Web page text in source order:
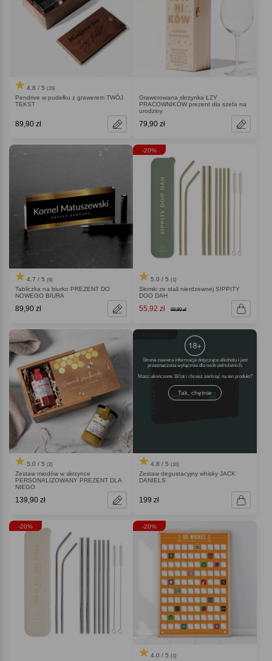
4.8 / 5 (15)
Pendrive w pudełku z grawerem TWÓJ
TEKST
89,90 zł
Grawerowana skrzynka ŁZY
PRACOWNIKÓW prezent dla szefa na
urodziny
79,90 zł
4.7 / 5 (6)
Tabliczka na biurko PREZENT DO
NOWEGO BIURA
89,90 zł
-20%
5.0 / 5 (1)
Słomki ze stali nierdzewnej SIPPITY
DOO DAH
55,92 zł 69,90 zł
5.0 / 5 (2)
Zestaw miodów w skrzynce
PERSONALIZOWANY PREZENT DLA
NIEGO
139,90 zł
Strona zawiera informacje dotyczące alkoholu i jest
przeznaczona wyłącznie dla osób pełnoletnich.
Masz ukończone 18 lat i chcesz zerknąć na ten produkt
Tak, chętnie
4.8 / 5 (10)
Zestaw degustacyjny whisky JACK
DANIELS
199 zł
-20% -20%
4.0 / 5 (1)